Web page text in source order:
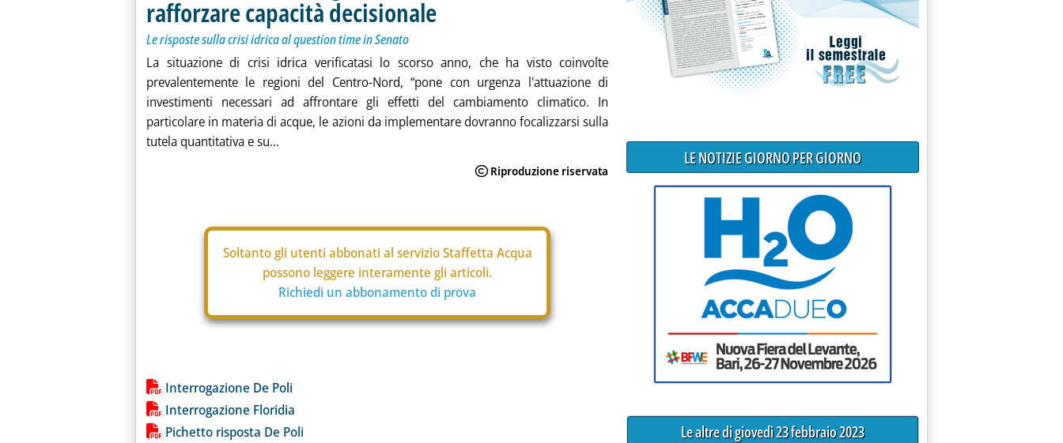
rafforzare capacità decisionale
Le risposte sulla crisi idrica al question time in Senato
La situazione di crisi idrica verificatasi lo scorso anno, che ha visto coinvolte
prevalentemente le regioni del Centro-Nord, “pone con urgenza l'attuazione di
investimenti necessari ad affrontare gli effetti del cambiamento climatico. In
particolare in materia di acque, le azioni da implementare dovranno focalizzarsi sulla
tutela quantitativa e su...
Soltanto gli utenti abbonati al servizio Staffetta Acqua
possono leggere interamente gli articoli.
Richiedi un abbonamento di prova
Lista allegati PDF alla notizia
Interrogazione De Poli
Interrogazione Floridia
Pichetto risposta De Poli
LE NOTIZIE GIORNO PER GIORNO
Le altre di giovedì 23 febbraio 2023